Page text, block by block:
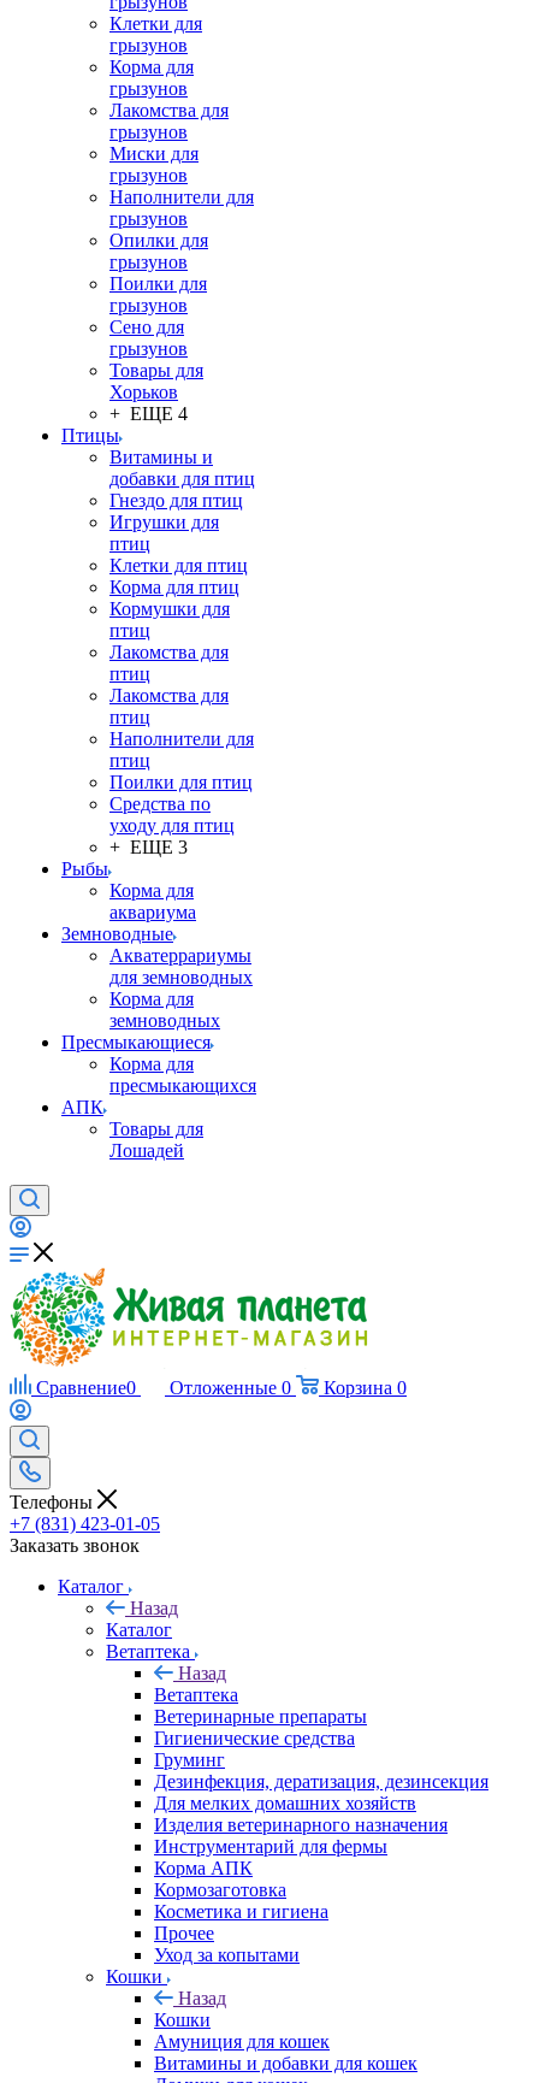
Клетки для
грызунов
Корма для
грызунов
Лакомства для
грызунов
Миски для
грызунов
Наполнители для
грызунов
Опилки для
грызунов
Поилки для
грызунов
Сено для
грызунов
Товары для
Хорьков
+ ЕЩЕ 4
Птицы
Витамины и
добавки для птиц
Гнездо для птиц
Игрушки для
птиц
Клетки для птиц
Корма для птиц
Кормушки для
птиц
Лакомства для
птиц
Лакомства для
птиц
Наполнители для
птиц
Поилки для птиц
Средства по
уходу для птиц
+ ЕЩЕ 3
Рыбы
Корма для
аквариума
Земноводные
Акватеррариумы
для земноводных
Корма для
земноводных
Пресмыкающиеся
Корма для
пресмыкающихся
АПК
Товары для
Лошадей
Сравнение0 Отложенные 0 Корзина 0
Телефоны
+7 (831) 423-01-05
Заказать звонок
Каталог
Назад
Каталог
Ветаптека
Назад
Ветаптека
Ветеринарные препараты
Гигиенические средства
Груминг
Дезинфекция, дератизация, дезинсекция
Для мелких домашних хозяйств
Изделия ветеринарного назначения
Инструментарий для фермы
Корма АПК
Кормозаготовка
Косметика и гигиена
Прочее
Уход за копытами
Кошки
Назад
Кошки
Амуниция для кошек
Витамины и добавки для кошек